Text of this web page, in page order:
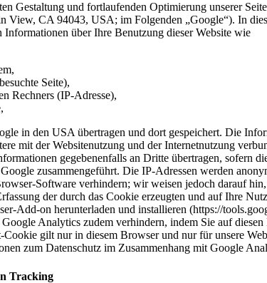
Gestaltung und fortlaufenden Optimierung unserer
View, CA 94043, USA; im Folgenden „Google“). In
über Ihre Benutzung dieser Website wie
Seite),
Rechners (IP-Adresse),
in den USA übertragen und dort gespeichert. Die
mit der Websitenutzung und der Internetnutzung
gegebenenfalls an Dritte übertragen, sofern
zusammengeführt. Die IP-Adressen werden
Software verhindern; wir weisen jedoch darauf
der durch das Cookie erzeugten und auf Ihre
Add-on herunterladen und installieren (https://
Analytics zudem verhindern, indem Sie auf
gilt nur in diesem Browser und nur für unsere
zum Datenschutz im Zusammenhang mit Google
Tracking